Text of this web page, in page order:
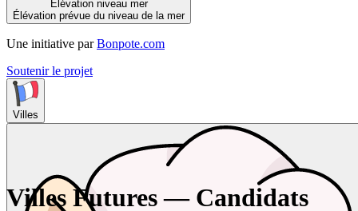
Élévation niveau mer
Élévation prévue du niveau de la mer
Une initiative par Bonpote.com
Soutenir le projet
Villes
Villes Futures — Candidats